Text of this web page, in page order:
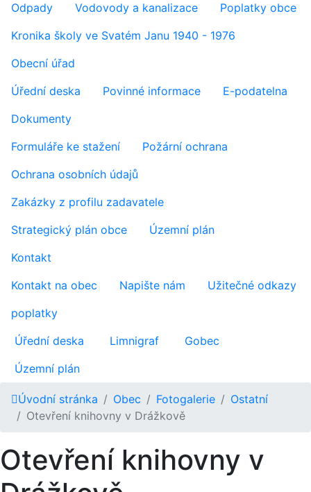
Odpady
Vodovody a kanalizace
Poplatky obce
Kronika školy ve Svatém Janu 1940 - 1976
Obecní úřad
Úřední deska
Povinné informace
E-podatelna
Dokumenty
Formuláře ke stažení
Požární ochrana
Ochrana osobních údajů
Zakázky z profilu zadavatele
Strategický plán obce
Územní plán
Kontakt
Kontakt na obec
Napište nám
Užitečné odkazy
poplatky
Úřední deska
Limnigraf
Gobec
Územní plán
Úvodní stránka Obec Fotogalerie
Ostatní
Otevření knihovny v Drážkově
Otevření knihovny v